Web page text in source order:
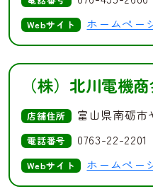
Webサイト ホームペー
（株）北川電機
店舗住所 富山県南砺市
電話番号 0763-22-2201
Webサイト ホームペー